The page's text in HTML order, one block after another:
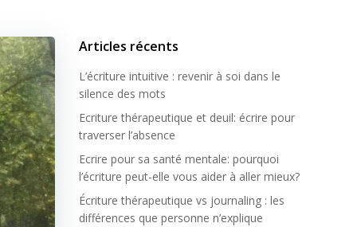
Articles récents
L’écriture intuitive : revenir à soi dans le
silence des mots
Ecriture thérapeutique et deuil: écrire pour
traverser l’absence
Ecrire pour sa santé mentale: pourquoi
l’écriture peut-elle vous aider à aller mieux?
Écriture thérapeutique vs journaling : les
différences que personne n’explique